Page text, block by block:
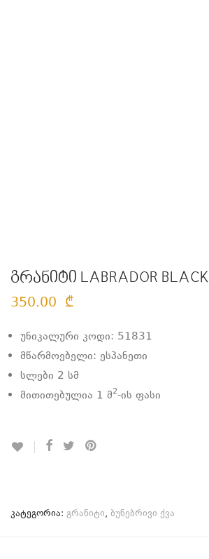
გრანიტი LABRADOR BLACK
350.00 ₾
უნიკალური კოდი: 51831
მწარმოებელი: ესპანეთი
სლები 2 სმ
მითითებულია 1 მ2-ის ფასი
კატეგორია: გრანიტი, ბუნებრივი ქვა